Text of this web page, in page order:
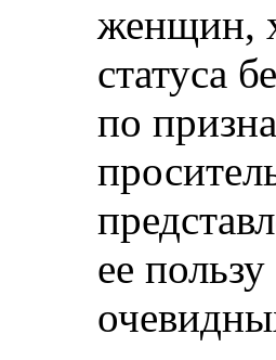
женщин,
статуса
по
ее